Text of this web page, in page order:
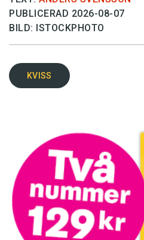
PUBLICERAD 2026-08-07
BILD: ISTOCKPHOTO
KVISS